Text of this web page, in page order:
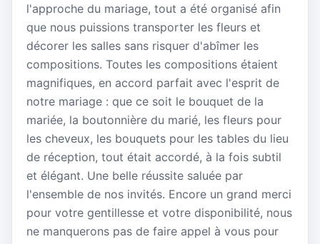
l'approche du mariage, tout a été organisé afin
que nous puissions transporter les fleurs et
décorer les salles sans risquer d'abîmer les
compositions. Toutes les compositions étaient
magnifiques, en accord parfait avec l'esprit de
notre mariage : que ce soit le bouquet de la
mariée, la boutonnière du marié, les fleurs pour
les cheveux, les bouquets pour les tables du lieu
de réception, tout était accordé, à la fois subtil
et élégant. Une belle réussite saluée par
l'ensemble de nos invités. Encore un grand merci
pour votre gentillesse et votre disponibilité, nous
ne manquerons pas de faire appel à vous pour